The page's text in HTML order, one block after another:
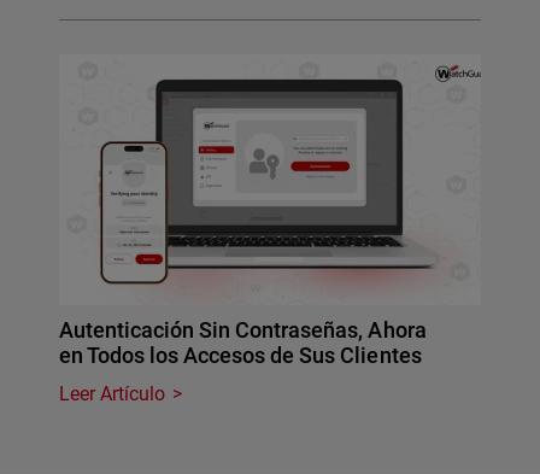
Autenticación Sin Contraseñas, Ahora
en Todos los Accesos de Sus Clientes
Leer Artículo